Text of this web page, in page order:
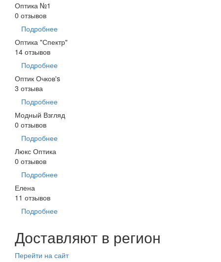
Оптика №1
0 отзывов
Подробнее
Оптика "Спектр"
14 отзывов
Подробнее
Оптик Очков's
3 отзыва
Подробнее
Модный Взгляд
0 отзывов
Подробнее
Люкс Оптика
0 отзывов
Подробнее
Елена
11 отзывов
Подробнее
Доставляют в регион
Перейти на сайт